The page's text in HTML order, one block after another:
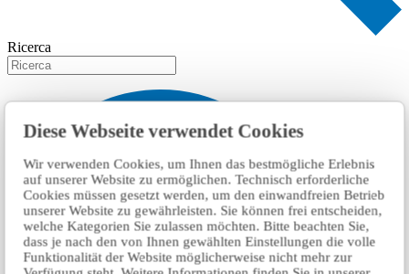
Diese Webseite verwendet Cookies
Wir verwenden Cookies, um Ihnen das bestmögliche Erlebnis
auf unserer Website zu ermöglichen. Technisch erforderliche
Cookies müssen gesetzt werden, um den einwandfreien Betrieb
unserer Website zu gewährleisten. Sie können frei entscheiden,
welche Kategorien Sie zulassen möchten. Bitte beachten Sie,
dass je nach den von Ihnen gewählten Einstellungen die volle
Funktionalität der Website möglicherweise nicht mehr zur
Ricerca